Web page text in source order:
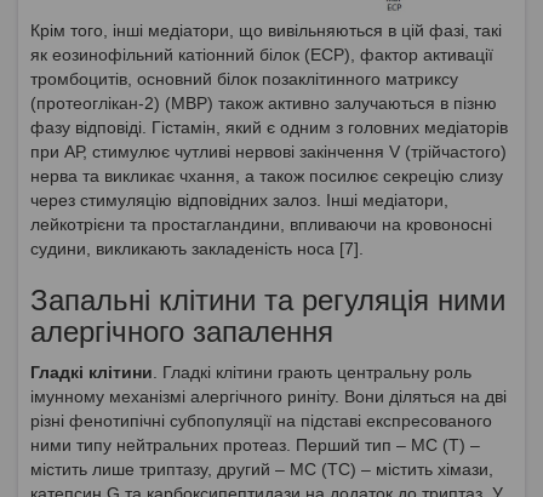
Крім того, інші медіатори, що вивільняються в цій фазі, такі
як еозинофільний катіонний білок (ECP), фактор активації
тромбоцитів, основний білок позаклітинного матриксу
(протеоглікан-2) (МВР) також активно залучаються в пізню
фазу відповіді. Гістамін, який є одним з головних медіаторів
при АР, стимулює чутливі нервові закінчення V (трійчастого)
нерва та викликає чхання, а також посилює секрецію слизу
через стимуляцію відповідних залоз. Інші медіатори,
лейкотрієни та простагландини, впливаючи на кровоносні
судини, викликають закладеність носа [7].
Запальні клітини та регуляція ними
алергічного запалення
Гладкі клітини . Гладкі клітини грають центральну роль
імунному механізмі алергічного риніту. Вони діляться на дві
різні фенотипічні субпопуляції на підставі експресованого
ними типу нейтральних протеаз. Перший тип – MC (T) –
містить лише триптазу, другий – MC (TC) – містить хімази,
катепсин G та карбоксипептидази на додаток до триптаз. У